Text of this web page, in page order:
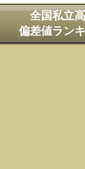
全国私立
偏差値ラン